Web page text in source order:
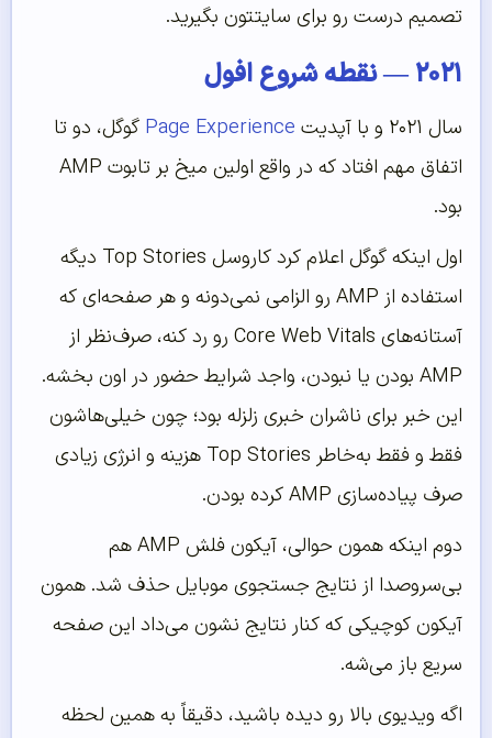
تصمیم درست رو برای سایتتون بگیرید.
۲۰۲۱ — نقطه شروع افول
سال ۲۰۲۱ و با آپدیت Page Experience گوگل، دو تا
اتفاق مهم افتاد که در واقع اولین میخ بر تابوت AMP
بود.
اول اینکه گوگل اعلام کرد کاروسل Top Stories دیگه
استفاده از AMP رو الزامی نمی‌دونه و هر صفحه‌ای که
آستانه‌های Core Web Vitals رو رد کنه، صرف‌نظر از
AMP بودن یا نبودن، واجد شرایط حضور در اون بخشه.
این خبر برای ناشران خبری زلزله بود؛ چون خیلی‌هاشون
فقط و فقط به‌خاطر Top Stories هزینه و انرژی زیادی
صرف پیاده‌سازی AMP کرده بودن.
دوم اینکه همون حوالی، آیکون فلش AMP هم
بی‌سروصدا از نتایج جستجوی موبایل حذف شد. همون
آیکون کوچیکی که کنار نتایج نشون می‌داد این صفحه
سریع باز می‌شه.
اگه ویدیوی بالا رو دیده باشید، دقیقاً به همین لحظه